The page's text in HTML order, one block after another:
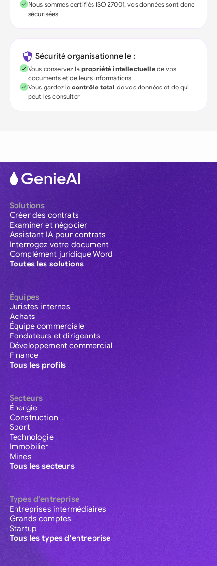
Nous sommes certifiés ISO 27001, vos données sont donc
sécurisées
Sécurité organisationnelle :
Vous conservez lapropriété intellectuellede vos
documents et de leurs informations
Vous gardez lecontrôle total de vos données et de qui
peut les consulter
Solutions
Créer des contrats
Examiner et négocier
Assistant IA pour contrats
Interrogez votre document
Complément juridique Word
Toutes les solutions
Équipes
Juristes internes
Achats
Équipe commerciale
Fondateurs et dirigeants
Développement commercial
Finance
Tous les profils
Secteurs
Énergie
Construction
Sport
Technologie
Immobilier
Mines
Tous les secteurs
Types d'entreprise
Entreprises intermédiaires
Grands comptes
Startup
Tous les types d'entreprise